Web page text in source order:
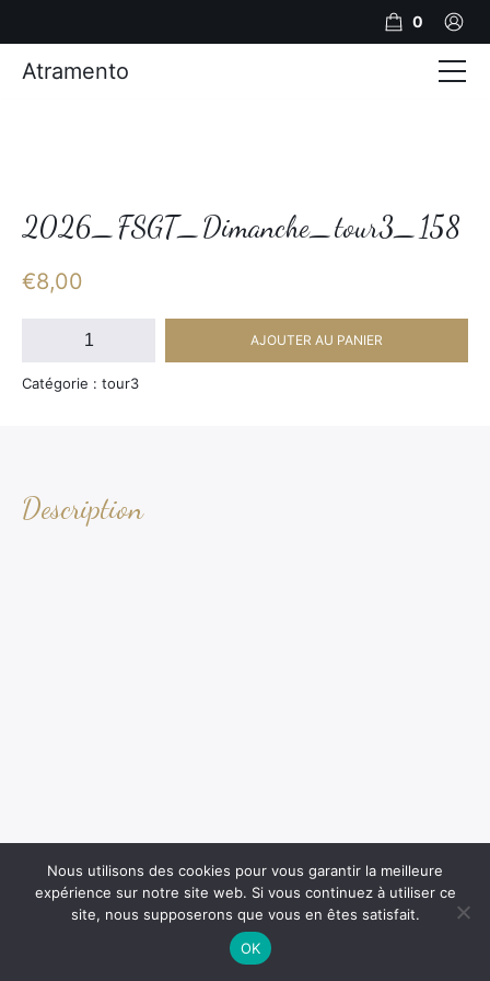
2026_FSGT_Dimanche_tour3_158
€8,00
quantité
2026_FSGT_Dimanche_tour3_158
AJOUTER AU PANIER
Catégorie : tour3
Description
0
Atramento
Photos
Nous utilisons des cookies pour vous garantir la meilleure
expérience sur notre site web. Si vous continuez à utiliser ce
site, nous supposerons que vous en êtes satisfait.
OK